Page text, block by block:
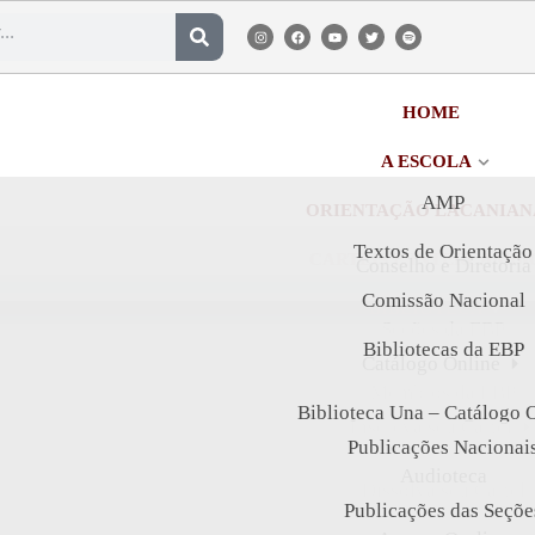
HOME
A ESCOLA
AMP
Conselho e Diretoria
Área Restrita para
Admissão
ORIENTAÇÃO LACANIANA
Textos de Orientação
CARTÉIS E INTERCÂMBIO
Comissão Nacional
Catálogo Online
Inscreva seu Cartel
BIBLIOTECA
Bibliotecas da EBP
Biblioteca Una – Catálogo
LIVRARIA ONLINE
PUBLICAÇÕES
Publicações
Publicações das
ACESSO RÁPIDO: